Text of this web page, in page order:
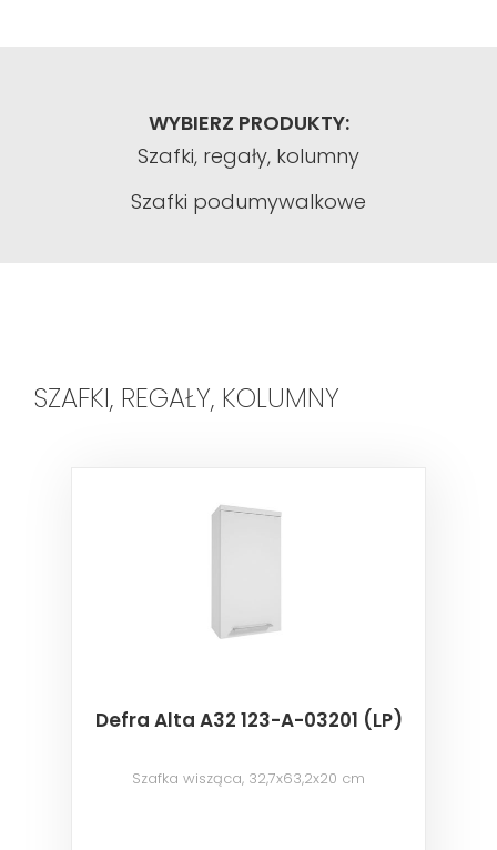
WYBIERZ PRODUKTY:
Szafki, regały, kolumny
Szafki podumywalkowe
SZAFKI, REGAŁY, KOLUMNY
Defra Alta A32 123-A-03201 (LP)
Szafka wisząca, 32,7x63,2x20 cm